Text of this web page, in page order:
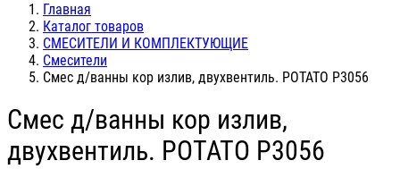
Главная
Каталог товаров
СМЕСИТЕЛИ И КОМПЛЕКТУЮЩИЕ
Смесители
Смес д/ванны кор излив, двухвентиль. POTATO P3056
Смес д/ванны кор излив,
двухвентиль. POTATO P3056